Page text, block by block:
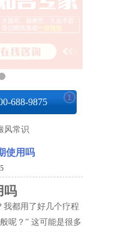
688-9875 1
风常识
使用吗
吗
我都用了好几个疗程
呢？” 这可能是很多